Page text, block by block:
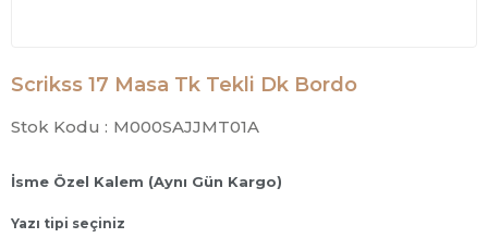
Scrikss 17 Masa Tk Tekli Dk Bordo
Stok Kodu : M000SAJJMT01A
İsme Özel Kalem (Aynı Gün Kargo)
Yazı tipi seçiniz